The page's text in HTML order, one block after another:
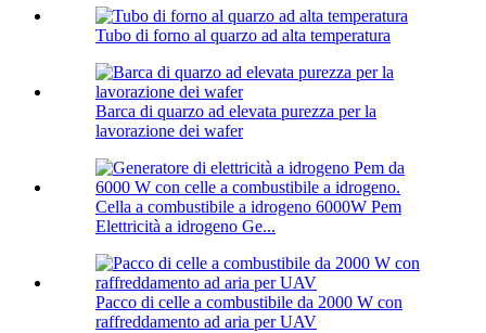
Tubo di forno al quarzo ad alta temperatura
Barca di quarzo ad elevata purezza per la
lavorazione dei wafer
Cella a combustibile a idrogeno 6000W Pem
Elettricità a idrogeno Ge...
Pacco di celle a combustibile da 2000 W con
raffreddamento ad aria per UAV